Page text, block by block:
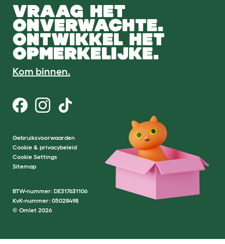
VRAAG HET
ONVERWACHTE.
ONTWIKKEL HET
OPMERKELIJKE.
Kom binnen.
Gebruiksvoorwaarden
Cookie & privacybeleid
Cookie Settings
Sitemap
BTW-nummer: DE317631106
KvK-nummer: 05028498
© Omlet 2026